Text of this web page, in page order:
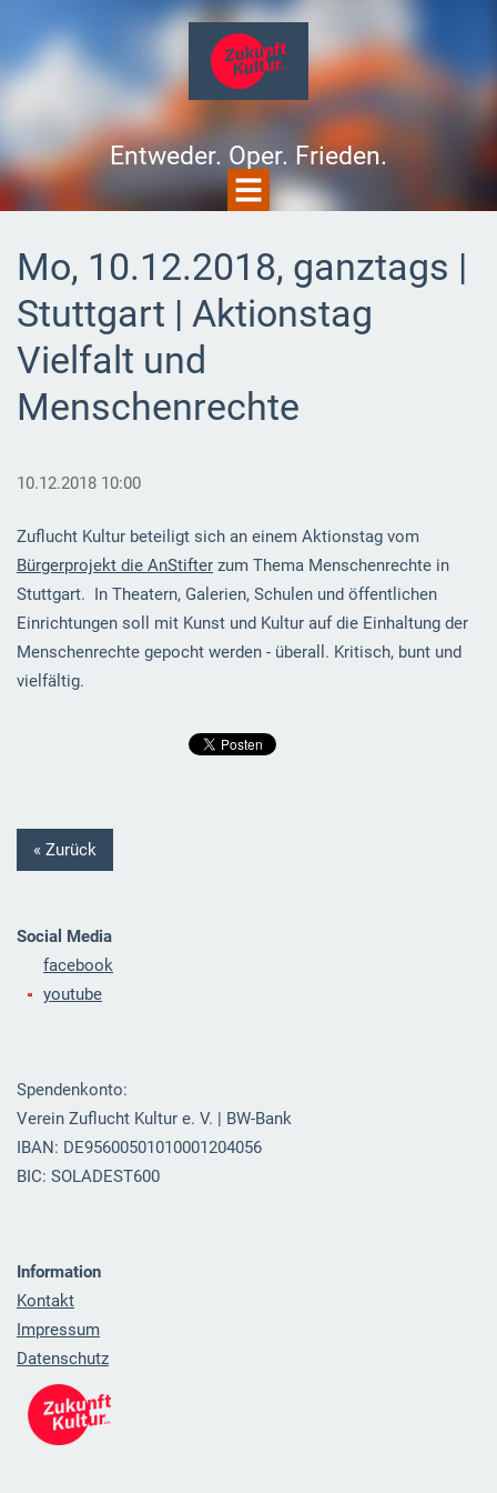
Entweder. Oper. Frieden.
Mo, 10.12.2018, ganztags |
Stuttgart | Aktionstag
Vielfalt und
Menschenrechte
10.12.2018 10:00
Zuflucht Kultur beteiligt sich an einem Aktionstag vom
Bürgerprojekt die AnStifterzum Thema Menschenrechte in
Stuttgart. In Theatern, Galerien, Schulen und öffentlichen
Einrichtungen soll mit Kunst und Kultur auf die Einhaltung der
Menschenrechte gepocht werden - überall. Kritisch, bunt und
vielfältig.
« Zurück
Social Media
facebook
youtube
Spendenkonto:
Verein Zuflucht Kultur e. V. | BW-Bank
IBAN: DE95600501010001204056
BIC: SOLADEST600
Information
Kontakt
Impressum
Datenschutz